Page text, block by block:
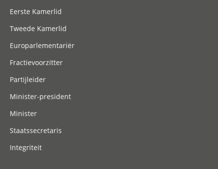
Eerste Kamerlid
Tweede Kamerlid
Europarlementariër
Fractievoorzitter
Partijleider
Minister-president
Minister
Staatssecretaris
Integriteit